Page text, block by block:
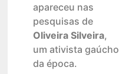
apareceu nas
pesquisas de
Oliveira Silveira,
um ativista gaúcho
da época.